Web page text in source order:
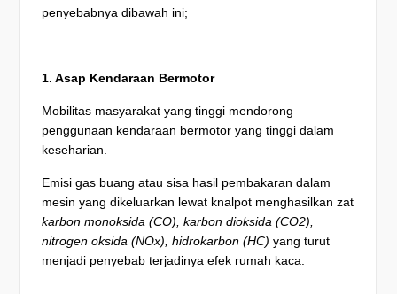
penyebabnya dibawah ini;
1. Asap Kendaraan Bermotor
Mobilitas masyarakat yang tinggi mendorong
penggunaan kendaraan bermotor yang tinggi dalam
keseharian.
Emisi gas buang atau sisa hasil pembakaran dalam
mesin yang dikeluarkan lewat knalpot menghasilkan zat
karbon monoksida (CO), karbon dioksida (CO2),
nitrogen oksida (NOx), hidrokarbon (HC) yang turut
menjadi penyebab terjadinya efek rumah kaca.